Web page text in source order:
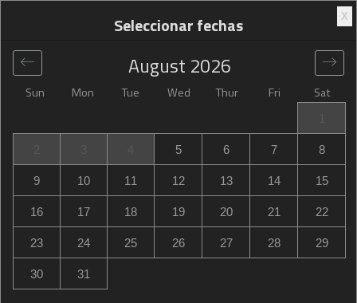
Global> United States> Pendleton >Hampton Inn
Hampton Inn Pendleton
101 Southwest Nye Avenue, Pendleton, OR, United States
X
Seleccionar fechas
Sun Mon Tue Wed Thur Fri Sat
August 2026
5 6 7 8
9 10 11 12 13 14 15
16 17 18 19 20 21 22
23 24 25 26 27 28 29
30 31